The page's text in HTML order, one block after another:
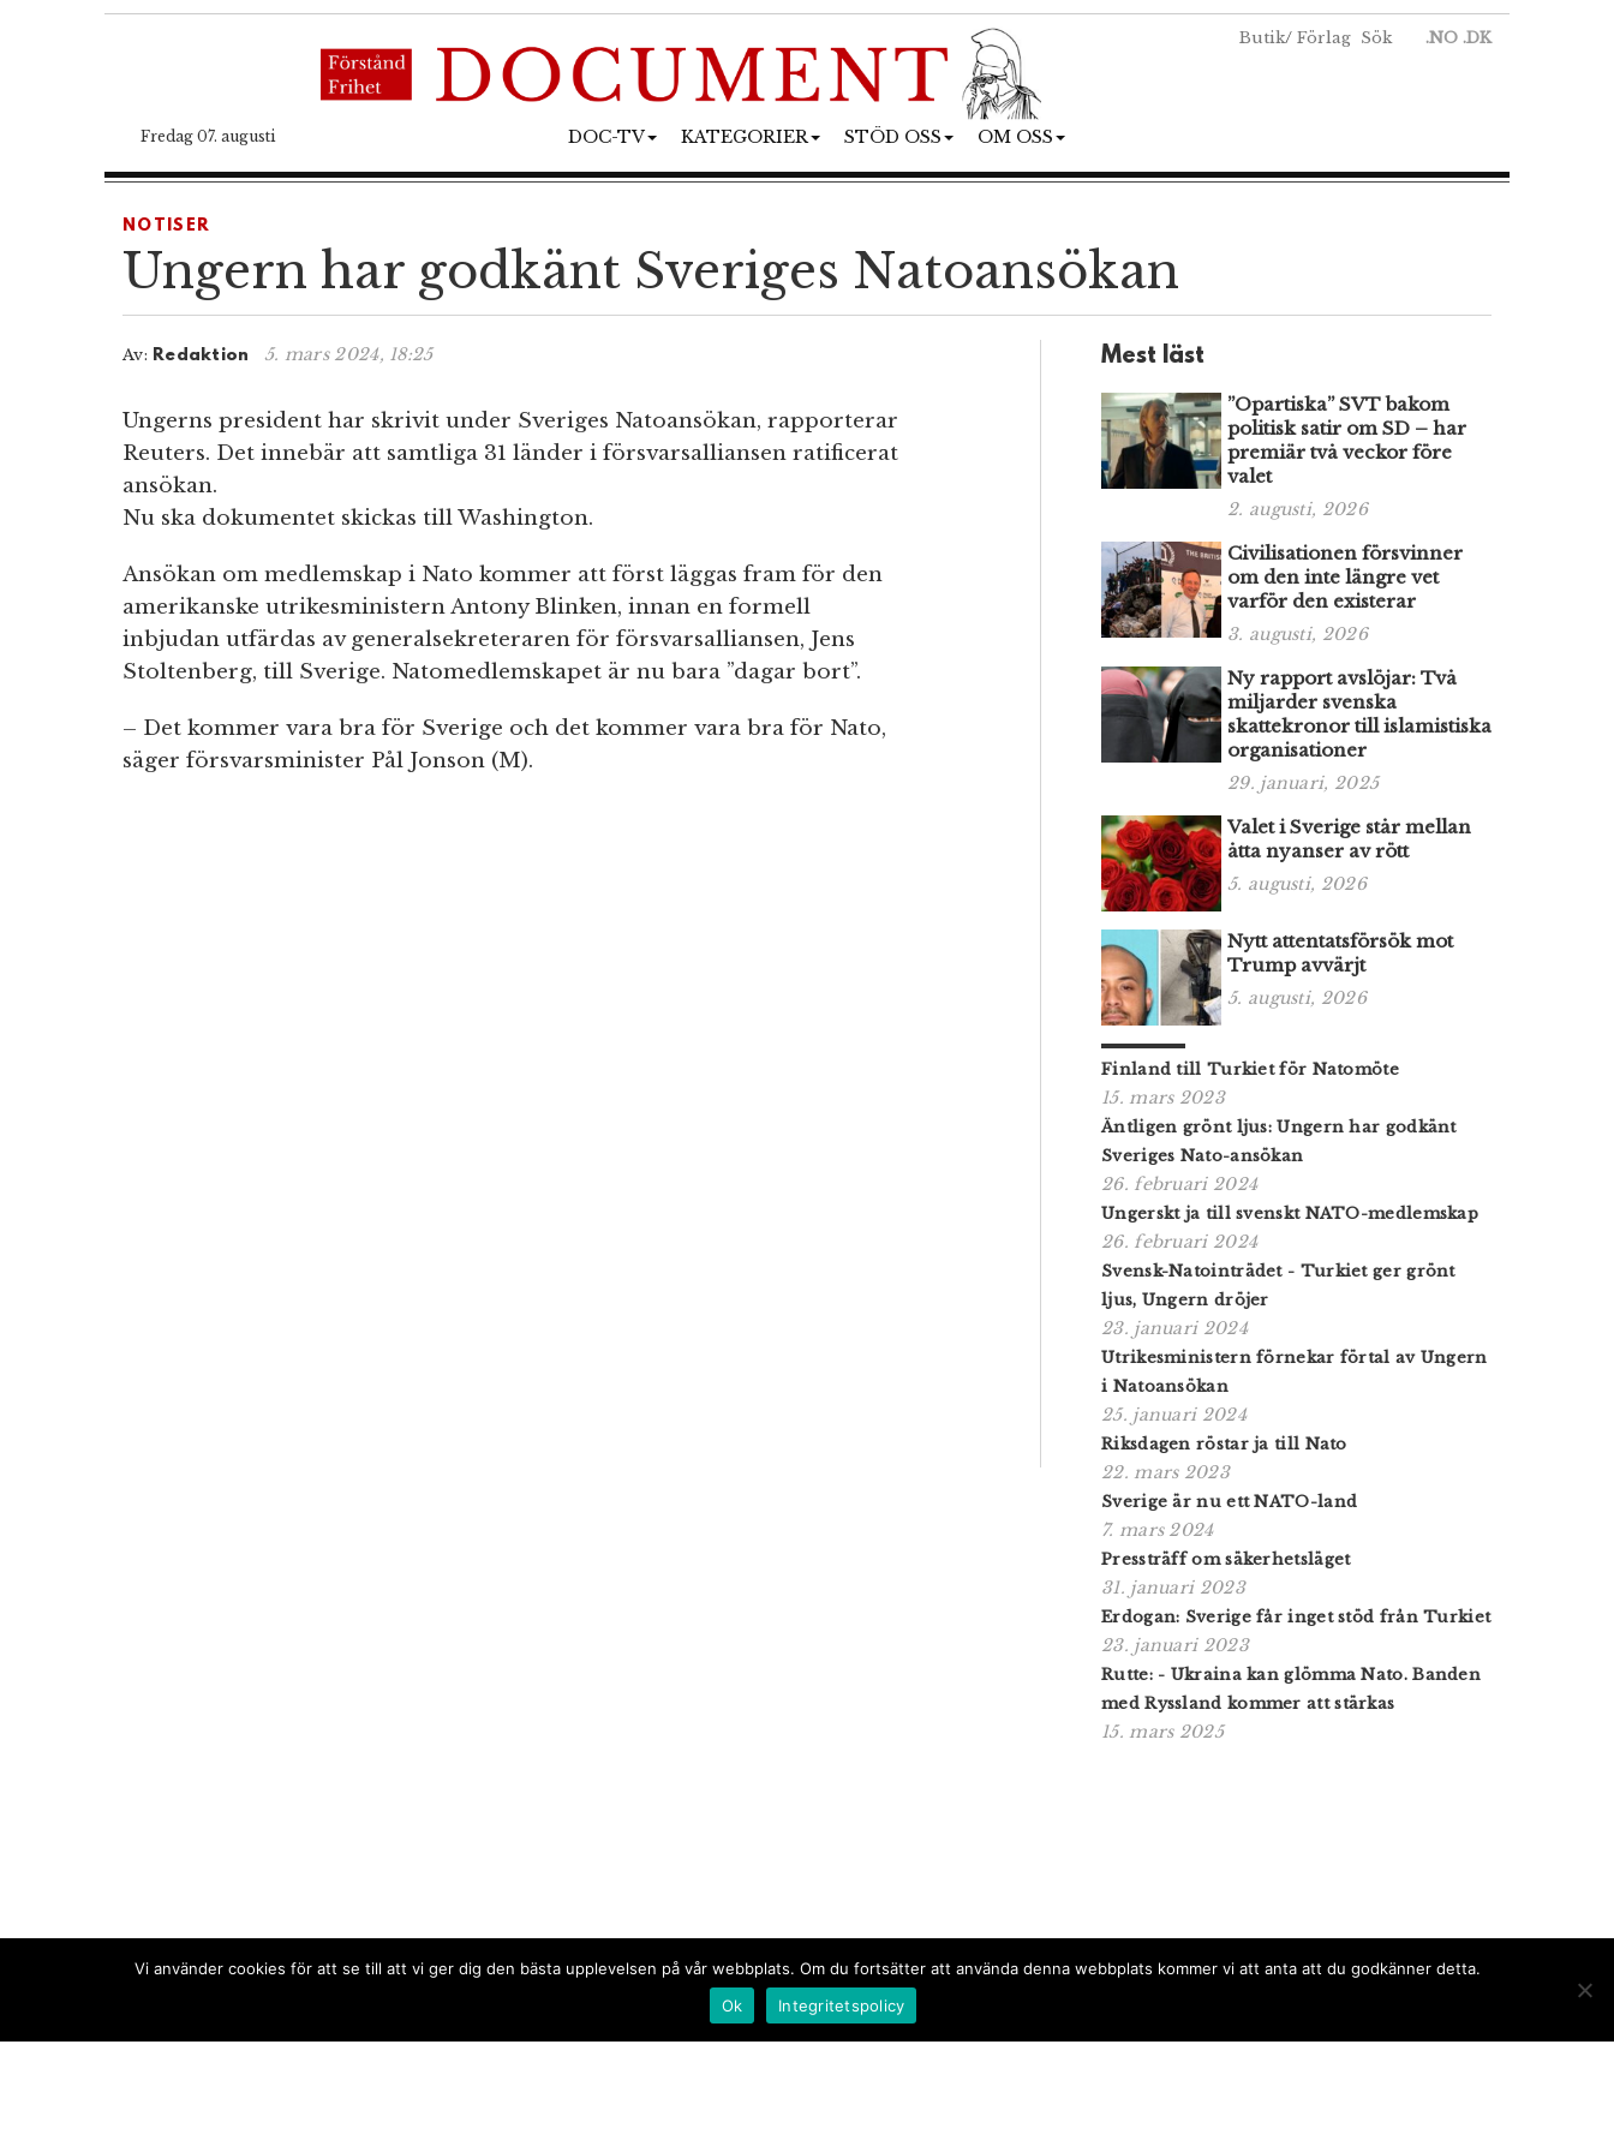
Butik/ Förlag Sök .NO .DK
Fredag 07. augusti DOC-TV KATEGORIER STÖD OSS OM OSS
NOTISER
Ungern har godkänt Sveriges Natoansökan
Av: Redaktion 5. mars 2024, 18:25
Ungerns president har skrivit under Sveriges Natoansökan, rapporterar
Reuters. Det innebär att samtliga 31 länder i försvarsalliansen ratificerat
ansökan.
Nu ska dokumentet skickas till Washington.
Ansökan om medlemskap i Nato kommer att först läggas fram för den
amerikanske utrikesministern Antony Blinken, innan en formell
inbjudan utfärdas av generalsekreteraren för försvarsalliansen, Jens
Stoltenberg, till Sverige. Natomedlemskapet är nu bara ”dagar bort”.
– Det kommer vara bra för Sverige och det kommer vara bra för Nato,
säger försvarsminister Pål Jonson (M).
Mest läst
”Opartiska” SVT bakom
politisk satir om SD – har
premiär två veckor före
valet
2. augusti, 2026
Civilisationen försvinner
om den inte längre vet
varför den existerar
3. augusti, 2026
Ny rapport avslöjar: Två
miljarder svenska
skattekronor till islamistiska
organisationer
29. januari, 2025
Valet i Sverige står mellan
åtta nyanser av rött
5. augusti, 2026
Nytt attentatsförsök mot
Trump avvärjt
5. augusti, 2026
Finland till Turkiet för Natomöte
15. mars 2023
Äntligen grönt ljus: Ungern har godkänt
Sveriges Nato-ansökan
26. februari 2024
Ungerskt ja till svenskt NATO-medlemskap
26. februari 2024
Svensk-Natointrädet - Turkiet ger grönt
ljus, Ungern dröjer
23. januari 2024
Utrikesministern förnekar förtal av Ungern
i Natoansökan
25. januari 2024
Riksdagen röstar ja till Nato
22. mars 2023
Sverige är nu ett NATO-land
7. mars 2024
Pressträff om säkerhetsläget
31. januari 2023
Erdogan: Sverige får inget stöd från Turkiet
23. januari 2023
Rutte: - Ukraina kan glömma Nato. Banden
med Ryssland kommer att stärkas
15. mars 2025
Vi använder cookies för att se till att vi ger dig den bästa upplevelsen på vår webbplats. Om du fortsätter att använda denna webbplats kommer vi att anta att du godkänner detta.
Ok
Integritetspolicy